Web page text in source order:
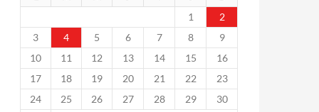
1
2
3
4 5 6 7 8
9
10
11 12 13 14 15
16
17
18 19 20 21 22
23
24
25 26 27 28 29
30